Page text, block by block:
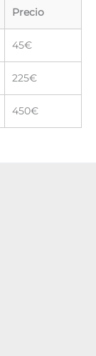
Precio
45€
225€
450€